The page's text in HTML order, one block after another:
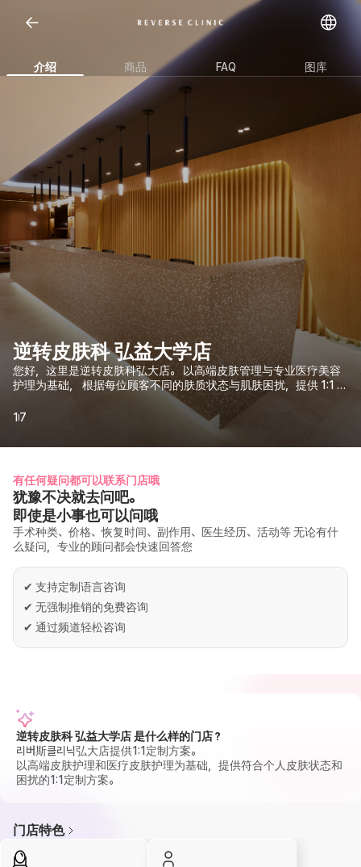
介绍 商品 FAQ 图库
逆转皮肤科 弘益大学店
您好，这里是逆转皮肤科弘大店。 以高端皮肤管理与专业医疗美容
护理为基础， 根据每位顾客不同的肤质状态与肌肤困扰，提供 1:1 定
1 7
有任何疑问都可以联系门店哦
犹豫不决就去问吧。
即使是小事也可以问哦
手术种类、价格、恢复时间、副作用、医生经历、活动等 无论有什
么疑问，专业的顾问都会快速回答您
✔ 支持定制语言咨询
✔ 无强制推销的免费咨询
✔ 通过频道轻松咨询
逆转皮肤科 弘益大学店 是什么样的门店？
리버斯클리닉弘大店提供1:1定制方案。
以高端皮肤护理和医疗皮肤护理为基础，提供符合个人皮肤状态和
困扰的1:1定制方案。
门店特色